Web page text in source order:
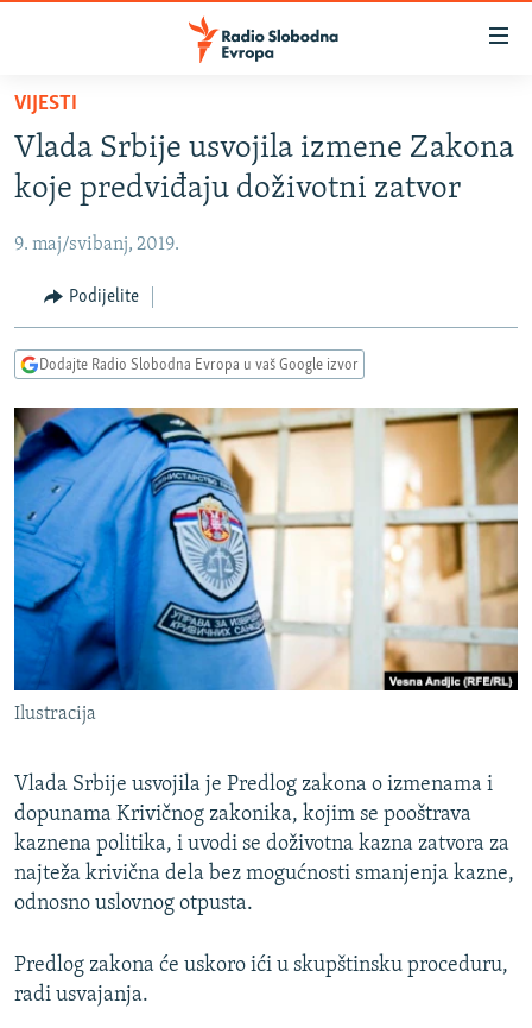
Pređite
glavni
sadržaj
Pređite
na
navigaciju
Pređite
na
VIJESTI
BOSNA I HERCEGOVINA
SRBIJA
KOSOVO
CRNA GORA
VIDEO
FOTOGALERIJE
INFOGRAFIKE
PODCASTI
RAT U UKRAJINI
KINA NA BALKANU
RSE PRIČE IZ SVIJETA
ISPRIČAJ MI
DNEVNO@RSE
SPECIJALI RSE
VIŠE OD NASLOVA
GENOCID U SREBRENICI
POPLAVE I KLIZIŠTA U BIH 2024.
TV LIBERTY
POST SCRIPTUM
MOJA EVROPA
SVE KARTE DEJTONA
PRATITE NAS
Sve RFE/RL stranice
VIJESTI
Vlada Srbije usvojila izmene Zakona
koje predviđaju doživotni zatvor
9. maj/svibanj, 2019.
Podijelite
Dodajte Radio Slobodna Evropa u vaš Google izvor
Ilustracija
Vlada Srbije usvojila je Predlog zakona o izmenama i
dopunama Krivičnog zakonika, kojim se pooštrava
kaznena politika, i uvodi se doživotna kazna zatvora za
najteža krivična dela bez mogućnosti smanjenja kazne,
odnosno uslovnog otpusta.
Predlog zakona će uskoro ići u skupštinsku proceduru,
radi usvajanja.